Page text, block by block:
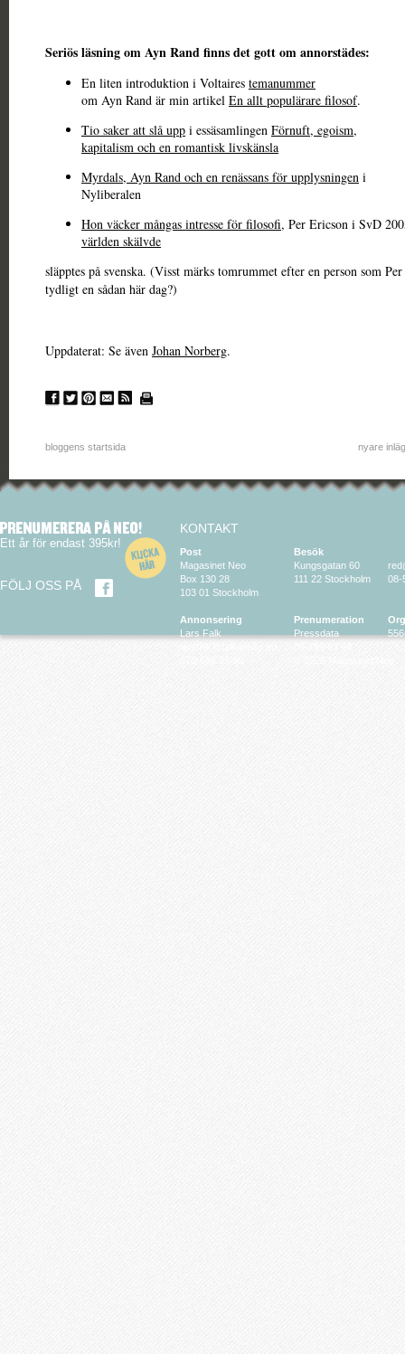
Seriös läsning om Ayn Rand finns det gott om annorstädes:
En liten introduktion i Voltaires temanummer
om Ayn Rand är min artikel En allt populärare filosof.
Tio saker att slå upp i essäsamlingen Förnuft, egoism,
kapitalism och en romantisk livskänsla
Myrdals, Ayn Rand och en renässans för upplysningen i
Nyliberalen
Hon väcker mångas intresse för filosofi, Per Ericson i SvD
världen skälvde
släpptes på svenska. (Visst märks tomrummet efter en person som
tydligt en sådan här dag?)
Uppdaterat: Se även Johan Norberg.
bloggens startsida nyare
Ett år för endast 395kr!
FÖLJ OSS PÅ
KONTAKT
Post
Magasinet Neo
Box 130 28
103 01 Stockholm
Annonsering
Lars Falk
Besök
Kungsgatan 60
111 22 Stockholm
Prenumeration
Pressdata
08-